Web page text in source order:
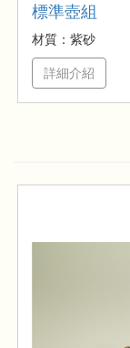
標準壺組
材質：紫砂
詳細介紹